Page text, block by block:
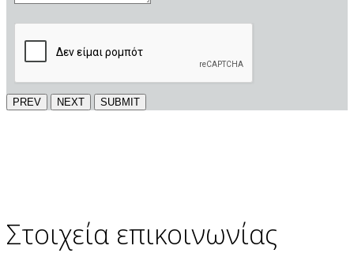
PREV NEXT SUBMIT
Στοιχεία επικοινωνίας